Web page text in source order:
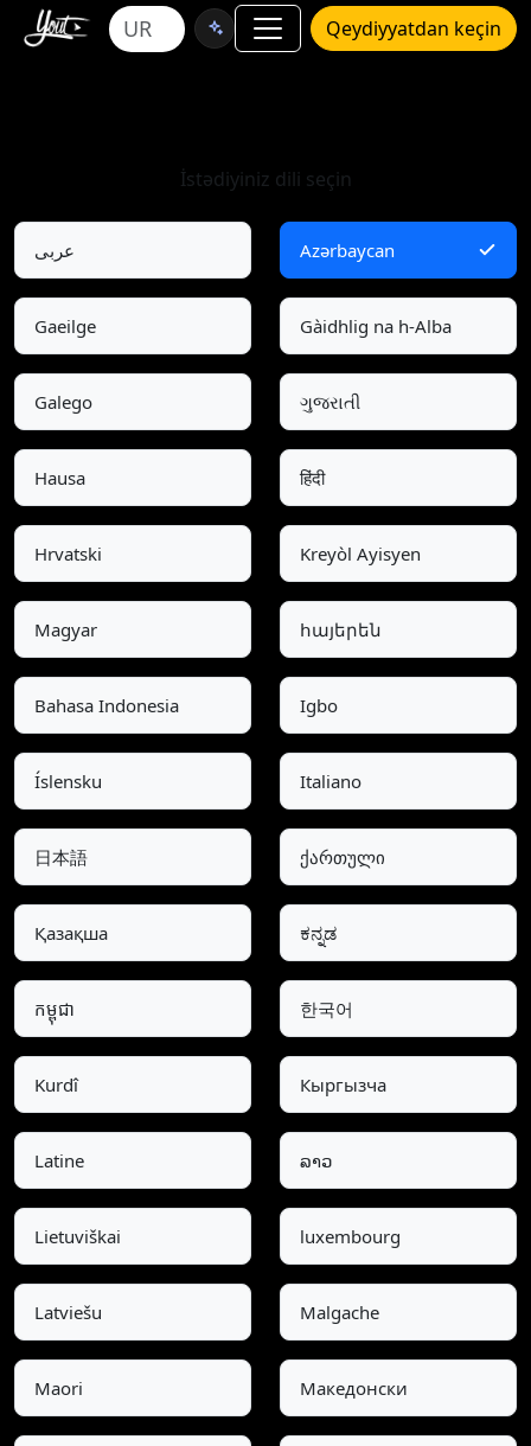
Qeydiyyatdan keçin
İstədiyiniz dili seçin
عربى Azərbaycan
Gaeilge Gàidhlig na h-Alba
Galego ગુજરાતી
Hausa हिंदी
Hrvatski Kreyòl Ayisyen
Magyar հայերեն
Bahasa Indonesia Igbo
Íslensku Italiano
日本語 ქართული
Қазақша ಕನ್ನಡ
កម្ពុជា 한국어
Kurdî Кыргызча
Latine ລາວ
Lietuviškai luxembourg
Latviešu Malgache
Maori Македонски